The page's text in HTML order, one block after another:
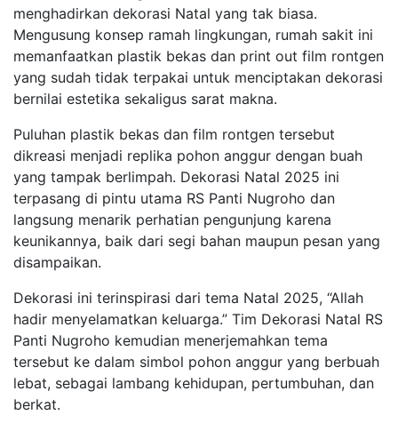
menghadirkan dekorasi Natal yang tak biasa.
Mengusung konsep ramah lingkungan, rumah sakit ini
memanfaatkan plastik bekas dan print out film rontgen
yang sudah tidak terpakai untuk menciptakan dekorasi
bernilai estetika sekaligus sarat makna.
Puluhan plastik bekas dan film rontgen tersebut
dikreasi menjadi replika pohon anggur dengan buah
yang tampak berlimpah. Dekorasi Natal 2025 ini
terpasang di pintu utama RS Panti Nugroho dan
langsung menarik perhatian pengunjung karena
keunikannya, baik dari segi bahan maupun pesan yang
disampaikan.
Dekorasi ini terinspirasi dari tema Natal 2025, “Allah
hadir menyelamatkan keluarga.” Tim Dekorasi Natal RS
Panti Nugroho kemudian menerjemahkan tema
tersebut ke dalam simbol pohon anggur yang berbuah
lebat, sebagai lambang kehidupan, pertumbuhan, dan
berkat.